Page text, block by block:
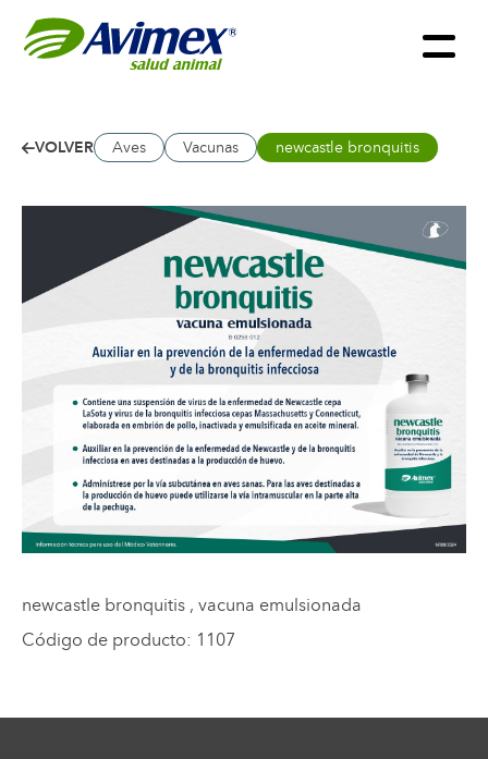
VOLVER Aves Vacunas newcastle bronquitis
newcastle bronquitis , vacuna emulsionada
Código de producto: 1107